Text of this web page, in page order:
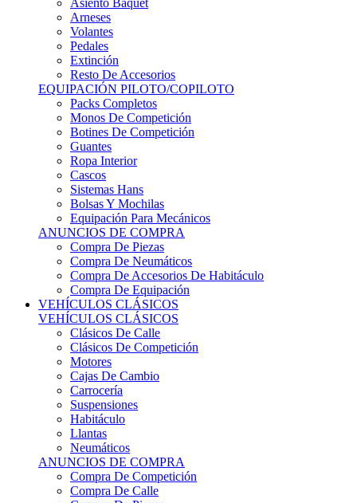
Volantes
Pedales
Extinción
Resto De Accesorios
EQUIPACIÓN PILOTO/COPILOTO
Packs Completos
Monos De Competición
Botines De Competición
Guantes
Ropa Interior
Cascos
Sistemas Hans
Bolsas Y Mochilas
Equipación Para Mecánicos
ANUNCIOS DE COMPRA
Compra De Piezas
Compra De Neumáticos
Compra De Accesorios De Habitáculo
Compra De Equipación
VEHÍCULOS CLÁSICOS
VEHÍCULOS CLÁSICOS
Clásicos De Calle
Clásicos De Competición
Motores
Cajas De Cambio
Carrocería
Suspensiones
Habitáculo
Llantas
Neumáticos
ANUNCIOS DE COMPRA
Compra De Competición
Compra De Calle
Compra De Piezas
KARTING